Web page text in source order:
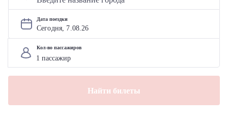
Дата поездки
Сегодня, 7.08.26
Кол-во пассажиров
Найти билеты